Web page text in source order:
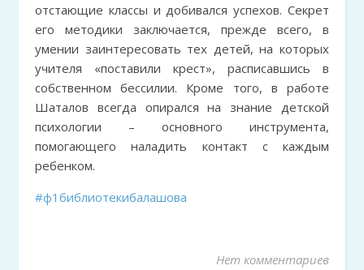
отстающие классы и добивался успехов. Секрет
его методики заключается, прежде всего, в
умении заинтересовать тех детей, на которых
учителя «поставили крест», расписавшись в
собственном бессилии. Кроме того, в работе
Шаталов всегда опирался на знание детской
психологии – основного инструмента,
помогающего наладить контакт с каждым
ребенком.
#ф1библиотекибалашова
Нет комментариев